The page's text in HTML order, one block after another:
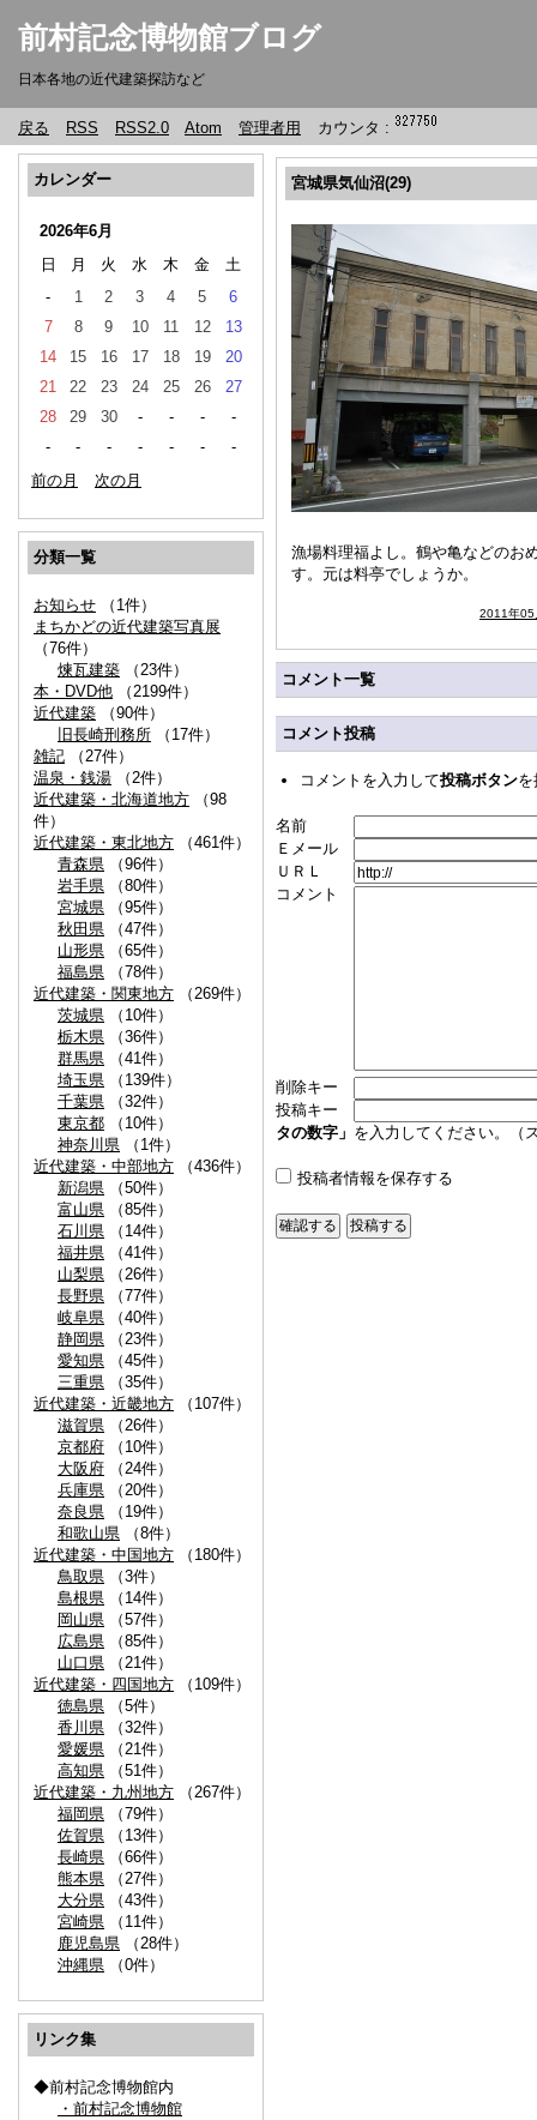
前村記念博物館ブログ
日本各地の近代建築探訪など
戻る RSS RSS2.0 Atom 管理者用 カウンタ :
カレンダー
2026年6月
日
月 火 水 木 金
土
-
1 2 3 4 5
6
7
8 9 10 11 12
13
14
15 16 17 18 19
20
21
22 23 24 25 26
27
28
29 30 - - -
-
-
- - - - -
-
前の月
次の月
分類一覧
お知らせ （1件）
まちかどの近代建築写真展
（76件）
煉瓦建築 （23件）
本・DVD他 （2199件）
近代建築 （90件）
旧長崎刑務所 （17件）
雑記 （27件）
温泉・銭湯 （2件）
近代建築・北海道地方 （98
件）
近代建築・東北地方 （461件）
青森県 （96件）
岩手県 （80件）
宮城県 （95件）
秋田県 （47件）
山形県 （65件）
福島県 （78件）
近代建築・関東地方 （269件）
茨城県 （10件）
栃木県 （36件）
群馬県 （41件）
埼玉県 （139件）
千葉県 （32件）
東京都 （10件）
神奈川県 （1件）
近代建築・中部地方 （436件）
新潟県 （50件）
富山県 （85件）
石川県 （14件）
福井県 （41件）
山梨県 （26件）
長野県 （77件）
岐阜県 （40件）
静岡県 （23件）
愛知県 （45件）
三重県 （35件）
近代建築・近畿地方 （107件）
滋賀県 （26件）
京都府 （10件）
大阪府 （24件）
兵庫県 （20件）
奈良県 （19件）
和歌山県 （8件）
近代建築・中国地方 （180件）
鳥取県 （3件）
島根県 （14件）
岡山県 （57件）
広島県 （85件）
山口県 （21件）
近代建築・四国地方 （109件）
徳島県 （5件）
香川県 （32件）
愛媛県 （21件）
高知県 （51件）
近代建築・九州地方 （267件）
福岡県 （79件）
佐賀県 （13件）
長崎県 （66件）
熊本県 （27件）
大分県 （43件）
宮崎県 （11件）
鹿児島県 （28件）
沖縄県 （0件）
リンク集
◆前村記念博物館内
・前村記念博物館
宮城県気仙沼(29)
漁場料理福よし。鶴や亀などのお
す。元は料亭でしょうか。
2011年05
コメント一覧
コメント投稿
コメントを入力して投稿ボタン
名前
Ｅメール
ＵＲＬ
コメント
削除キー
投稿キー
タの数字」 を入力してください。（
投稿者情報を保存する